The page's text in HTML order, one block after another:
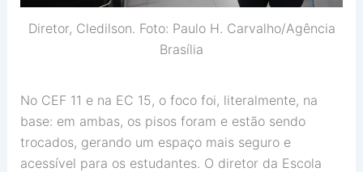
Diretor, Cledilson. Foto: Paulo H. Carvalho/Agência
Brasília
No CEF 11 e na EC 15, o foco foi, literalmente, na
base: em ambas, os pisos foram e estão sendo
trocados, gerando um espaço mais seguro e
acessível para os estudantes. O diretor da Escola